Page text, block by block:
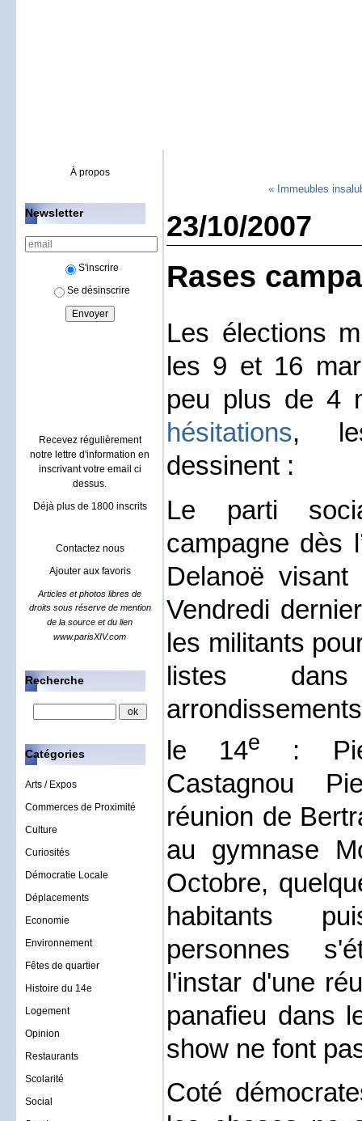
À propos
Newsletter
S'inscrire
Se désinscrire
Recevez régulièrement
notre lettre d'information en
inscrivant votre email ci
dessus.
Déjà plus de 1800 inscrits
Contactez nous
Ajouter aux favoris
Articles et photos libres de
droits sous réserve de mention
de la source et du lien
www.parisXIV.com
Recherche
Catégories
Arts / Expos
Commerces de Proximité
Culture
Curiosités
Démocratie Locale
Déplacements
Economie
Environnement
Fêtes de quartier
Histoire du 14e
Logement
Opinion
Restaurants
Scolarité
Social
« Immeubles
23/10/2007
Rases
Les élections
les 9 et 16
peu plus de 4
hésitations,
dessinent :
Le parti
campagne dès
Delanoë
Vendredi
les militants
listes
le 14e
:
Castagnou
réunion de
au gymnase
Octobre,
habitants
personnes
l'instar d'une
panafieu dans
show ne font
Coté